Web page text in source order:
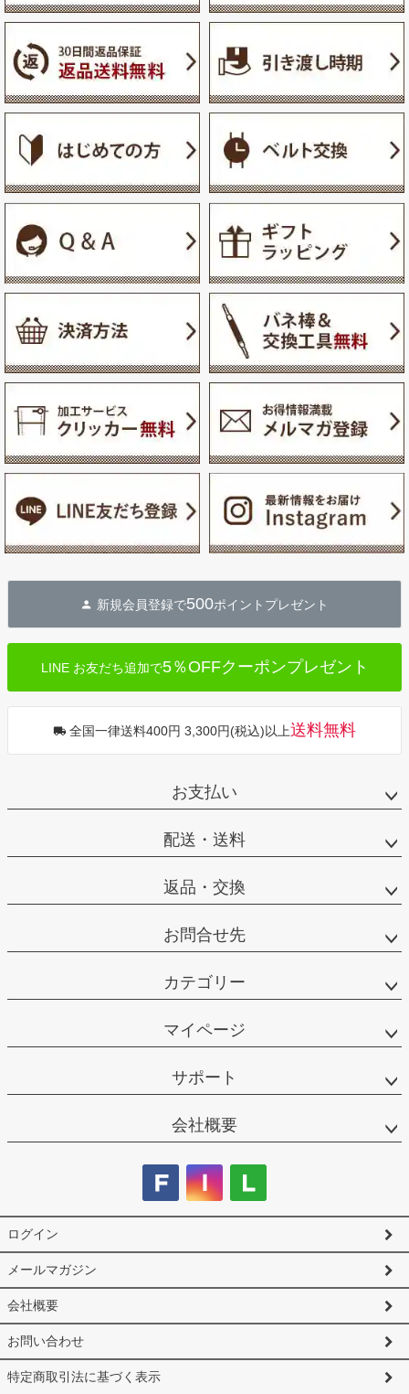
新規会員登録で500ポイントプレゼント
LINE お友だち追加で5％OFFクーポンプレゼント
全国一律送料400円 3,300円(税込)以上送料無料
お支払い
配送・送料
返品・交換
お問合せ先
カテゴリー
マイページ
サポート
会社概要
ログイン
メールマガジン
会社概要
お問い合わせ
特定商取引法に基づく表示